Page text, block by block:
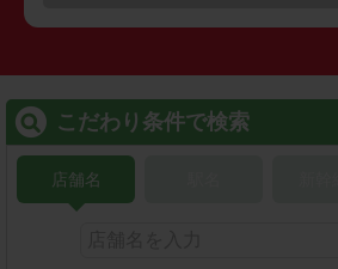
こだわり条件で検索
店舗名